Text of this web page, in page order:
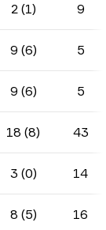
2 (1) 9
9 (6) 5
9 (6) 5
18 (8) 43
3 (0) 14
8 (5) 16